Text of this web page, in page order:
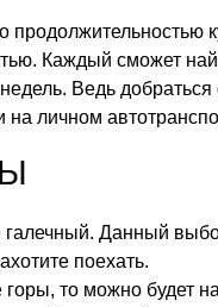
продолжительностью
Каждый сможет
Ведь
на личном
галечный. Данный
поехать.
горы, то можно будет